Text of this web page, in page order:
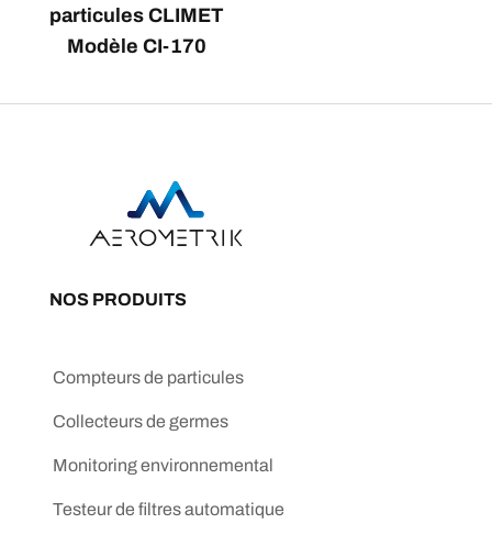
particules CLIMET
Modèle CI-170
NOS PRODUITS
Compteurs de particules
Collecteurs de germes
Monitoring environnemental
Testeur de filtres automatique